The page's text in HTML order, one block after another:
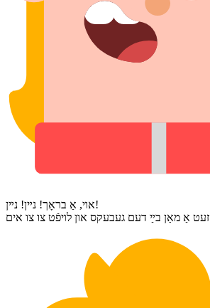
אױ, אַ בראָך! נײן! נײן!